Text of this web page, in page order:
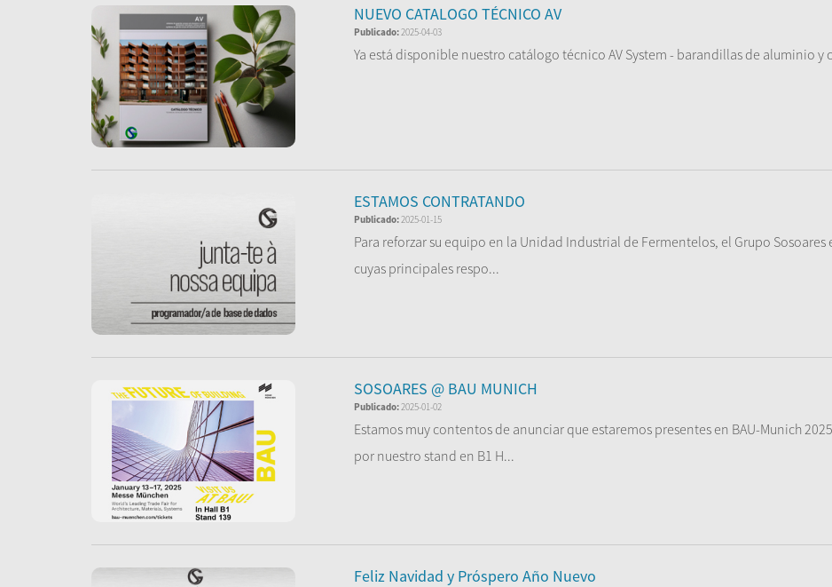
NUEVO CATALOGO TÉCNICO AV
Publicado:2025-04-03
Ya está disponible nuestro catálogo técnico AV System - barandillas de aluminio y
ESTAMOS CONTRATANDO
Publicado:2025-01-15
Para reforzar su equipo en la Unidad Industrial de Fermentelos, el Grupo
cuyas principales respo...
SOSOARES @ BAU MUNICH
Publicado:2025-01-02
Estamos muy contentos de anunciar que estaremos presentes en BAU-Munich
por nuestro stand en B1 H...
Feliz Navidad y Próspero Año Nuevo